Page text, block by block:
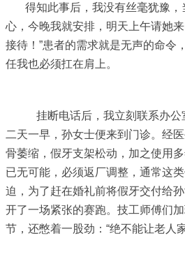
得知此事后，我没有丝毫犹豫，
心，今晚我就安排，明天上午请她
接待！”患者的需求就是无声的命令
任我也必须扛在肩上。
挂断电话后，我立刻联系办
二天一早，孙女士便来到门诊。经
骨萎缩，假牙支架松动，加之使用
已无可能，必须返厂调整，通常这
迫，为了赶在婚礼前将假牙交付给
开了一场紧张的赛跑。技工师傅们
节，还憋着一股劲：“绝不能让老人